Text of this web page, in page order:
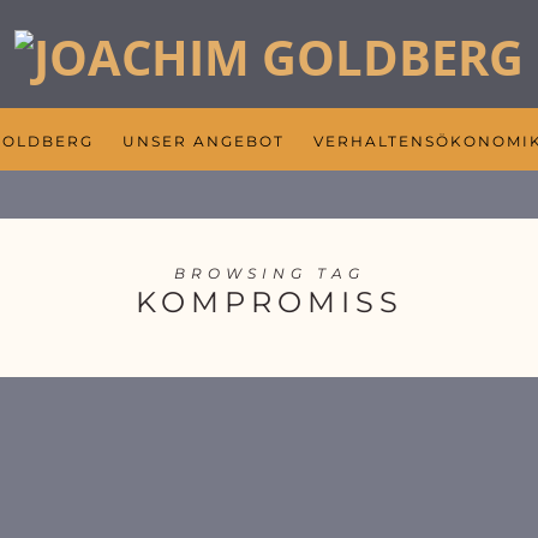
UNSER ANGEBOT VERHALTENSÖKONOMIK
BROWSING TAG
KOMPROMISS